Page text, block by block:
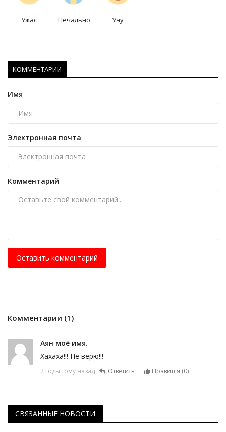
Ужас Печально Уау
КОММЕНТАРИИ
Имя
Электронная почта
Комментарий
Оставить комментарий
Комментарии (1)
Аян моё имя.
Хахаха!!! Не верю!!!
2 годы тому назад Ответить Нравится (0)
СВЯЗАННЫЕ НОВОСТИ